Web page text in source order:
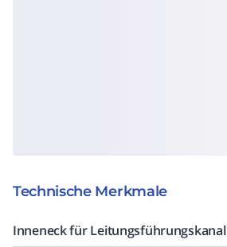
Technische Merkmale
Inneneck für Leitungsführungskanal